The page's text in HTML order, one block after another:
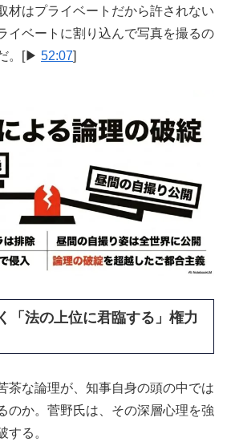
材はプライベートだから許されない
イベートに割り込んで写真を撮るの
。[▶ 52:07]
「法の上位に君臨する」権力
茶な論理が、知事自身の頭の中では
のか。菅野氏は、その深層心理を強
する。